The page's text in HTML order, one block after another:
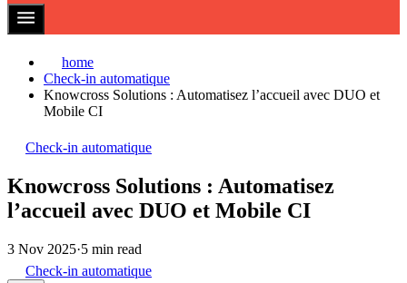
home
Check-in automatique
Knowcross Solutions : Automatisez l’accueil avec DUO et
Mobile CI
Check-in automatique
Knowcross Solutions : Automatisez
l’accueil avec DUO et Mobile CI
3 Nov 2025·5 min read
Check-in automatique